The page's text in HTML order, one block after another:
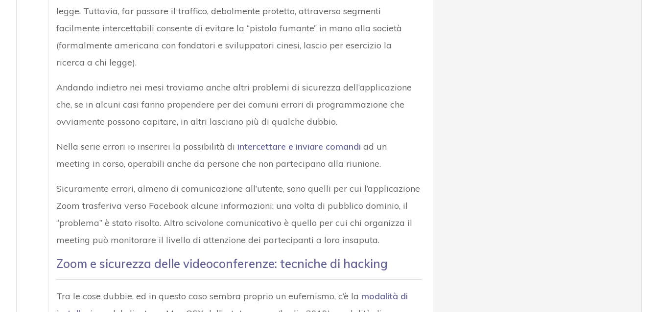
legge. Tuttavia, far passare il traffico, debolmente protetto, attraverso segmenti
facilmente intercettabili consente di evitare la “pistola fumante” in mano alla società
(formalmente americana con fondatori e sviluppatori cinesi, lascio per esercizio la
ricerca a chi legge).
Andando indietro nei mesi troviamo anche altri problemi di sicurezza dell’applicazione
che, se in alcuni casi fanno propendere per dei comuni errori di programmazione che
ovviamente possono capitare, in altri lasciano più di qualche dubbio.
Nella serie errori io inserirei la possibilità di intercettare e inviare comandi ad un
meeting in corso, operabili anche da persone che non partecipano alla riunione.
Sicuramente errori, almeno di comunicazione all’utente, sono quelli per cui l’applicazione
Zoom trasferiva verso Facebook alcune informazioni: una volta di pubblico dominio, il
“problema” è stato risolto. Altro scivolone comunicativo è quello per cui chi organizza il
meeting può monitorare il livello di attenzione dei partecipanti a loro insaputa.
Zoom e sicurezza delle videoconferenze: tecniche di hacking
Tra le cose dubbie, ed in questo caso sembra proprio un eufemismo, c’è la modalità di